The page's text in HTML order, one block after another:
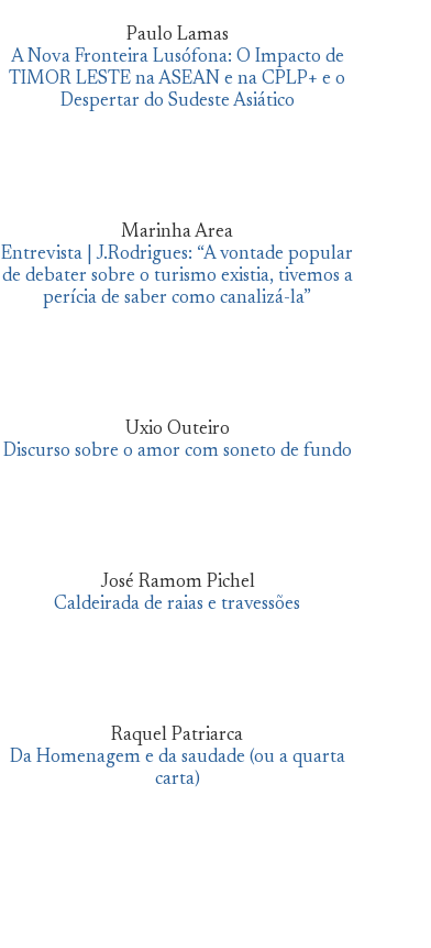
Paulo Lamas
A Nova Fronteira Lusófona: O Impacto de
TIMOR LESTE na ASEAN e na CPLP+ e o
Despertar do Sudeste Asiático
Marinha Area
Entrevista | J.Rodrigues: “A vontade popular
de debater sobre o turismo existia, tivemos a
perícia de saber como canalizá-la”
Uxio Outeiro
Discurso sobre o amor com soneto de fundo
José Ramom Pichel
Caldeirada de raias e travessões
Raquel Patriarca
Da Homenagem e da saudade (ou a quarta
carta)